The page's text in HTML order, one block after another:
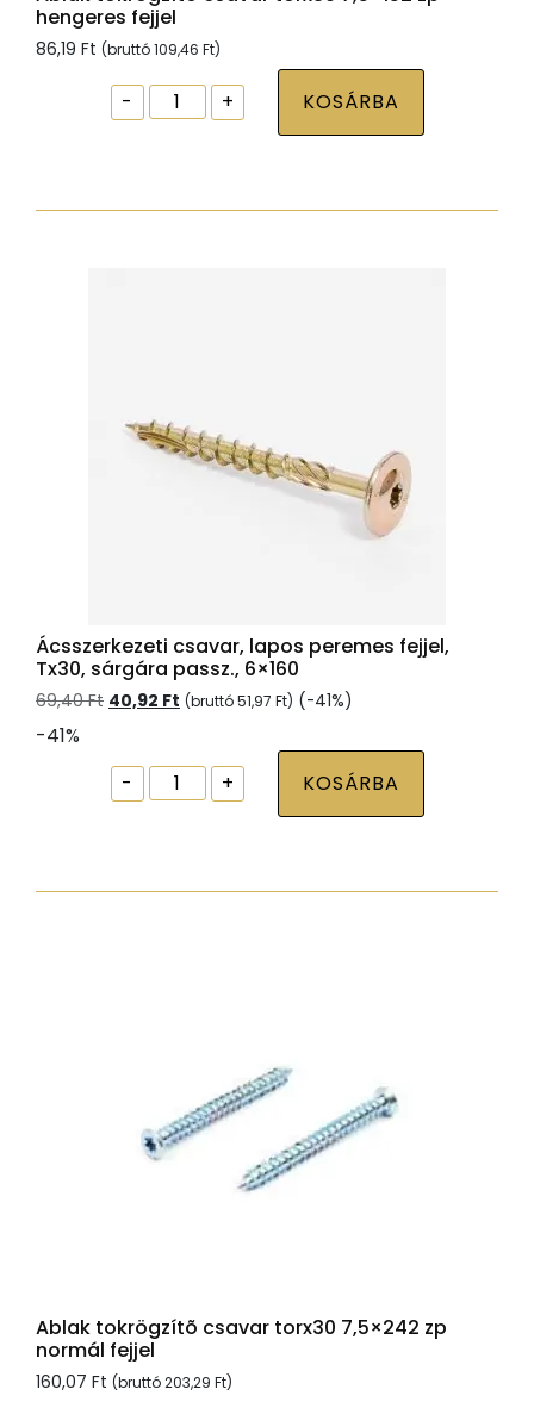
hengeres fejjel
86,19 Ft (bruttó109,46 Ft)
-
Ablak
tokrögzítõ
7,5x152
+ KOSÁRBA
Ácsszerkezeti csavar, lapos peremes fejjel,
Tx30, sárgára passz., 6×160
69,40Ft Original
69,40 Ft.
40,92 Ft Current
40,92 Ft.
(bruttó51,97 Ft) (-41%)
-41%
-
Ácsszerkezeti
csavar,
fejjel,
+ KOSÁRBA
Ablak tokrögzítõ csavar torx30 7,5×242 zp
normál fejjel
160,07 Ft (bruttó203,29 Ft)